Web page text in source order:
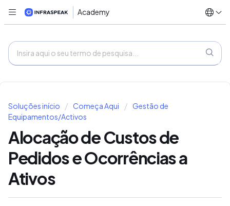
Academy
Soluções início Começa Aqui
Gestão de
Equipamentos/Activos
Alocação de Custos de
Pedidos e Ocorrências a
Ativos